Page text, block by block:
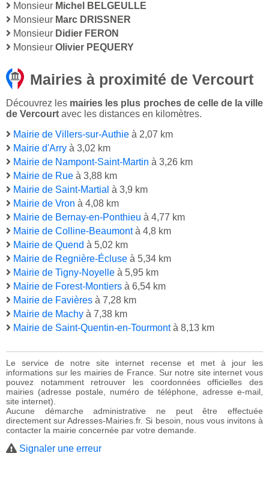
Monsieur Michel BELGEULLE
Monsieur Marc DRISSNER
Monsieur Didier FERON
Monsieur Olivier PEQUERY
Mairies à proximité de Vercourt
Découvrez les mairies les plus proches de celle de la ville
de Vercourt avec les distances en kilomètres.
Mairie de Villers-sur-Authie à 2,07 km
Mairie d'Arry à 3,02 km
Mairie de Nampont-Saint-Martin à 3,26 km
Mairie de Rue à 3,88 km
Mairie de Saint-Martial à 3,9 km
Mairie de Vron à 4,08 km
Mairie de Bernay-en-Ponthieu à 4,77 km
Mairie de Colline-Beaumontà 4,8 km
Mairie de Quend à 5,02 km
Mairie de Regnière-Écluse à 5,34 km
Mairie de Tigny-Noyelle à 5,95 km
Mairie de Forest-Montiers à 6,54 km
Mairie de Favières à 7,28 km
Mairie de Machy à 7,38 km
Mairie de Saint-Quentin-en-Tourmontà 8,13 km
Le service de notre site internet recense et met à jour les
informations sur les mairies de France. Sur notre site internet vous
pouvez notamment retrouver les coordonnées officielles des
mairies (adresse postale, numéro de téléphone, adresse e-mail,
site internet).
Aucune démarche administrative ne peut être effectuée
directement sur Adresses-Mairies.fr. Si besoin, nous vous invitons à
contacter la mairie concernée par votre demande.
Signaler une erreur